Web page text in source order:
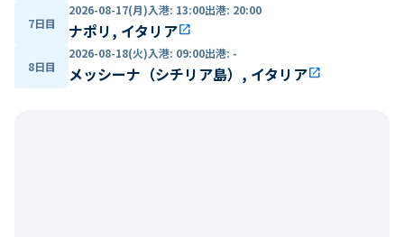
7日目
2026-08-17(月)入港: 13:00出港: 20:00
ナポリ, イタリアopen_in_new
8日目
2026-08-18(火)入港: 09:00出港: -
メッシーナ（シチリア島）, イタリアopen_in_new